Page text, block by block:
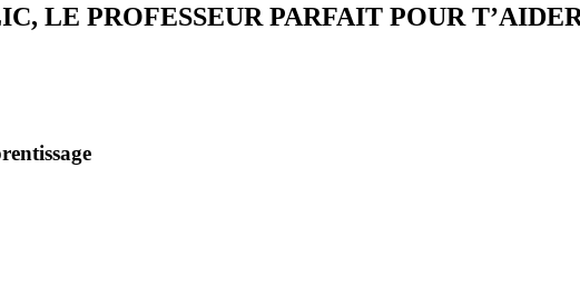
LE PROFESSEUR PARFAIT POUR